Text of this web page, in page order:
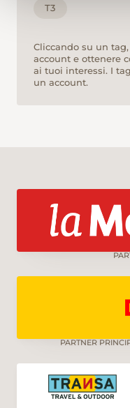
T3
Cliccando su un
account e ottenere
ai tuoi interessi. I
un account.
PARTNER